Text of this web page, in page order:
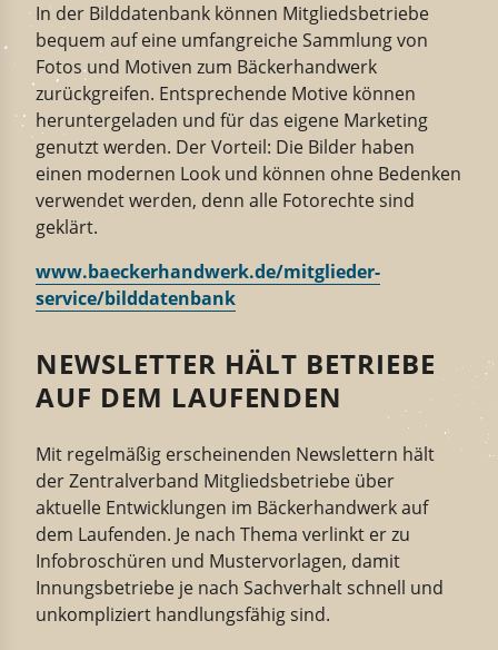
In der Bildda­tenbank können Mitglieds­be­triebe
bequem auf eine umfang­reiche Sammlung von
Fotos und Motiven zum Bäcker­handwerk
zurückgreifen. Entspre­chende Motive können
heruntergeladen und für das eigene Marketing
genutzt werden. Der Vorteil: Die Bilder haben
einen modernen Look und können ohne Bedenken
verwendet werden, denn alle Fotorechte sind
geklärt.
www.baecker­handwerk.de/mitglie­der­
service/bildda­tenbank
NEWSLETTER HÄLT BETRIEBE
AUF DEM LAUFENDEN
Mit regel­mäßig erschei­nenden Newslettern hält
der Zentralverband Mitglieds­be­triebe über
aktuelle Entwick­lungen im Bäcker­handwerk auf
dem Laufenden. Je nach Thema verlinkt er zu
Infobro­schüren und Muster­vor­lagen, damit
Innungs­be­triebe je nach Sachverhalt schnell und
unkom­pli­ziert handlungs­fähig sind.